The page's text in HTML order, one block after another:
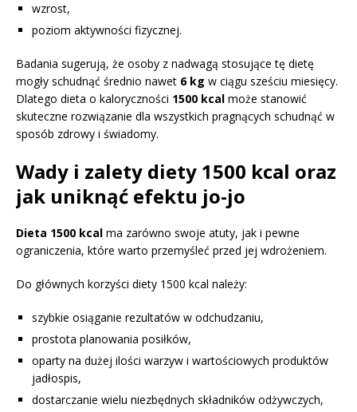
wzrost,
poziom aktywności fizycznej.
Badania sugerują, że osoby z nadwagą stosujące tę dietę
mogły schudnąć średnio nawet 6 kg w ciągu sześciu miesięcy.
Dlatego dieta o kaloryczności 1500 kcal może stanowić
skuteczne rozwiązanie dla wszystkich pragnących schudnąć w
sposób zdrowy i świadomy.
Wady i zalety diety 1500 kcal oraz
jak uniknąć efektu jo-jo
Dieta 1500 kcal ma zarówno swoje atuty, jak i pewne
ograniczenia, które warto przemyśleć przed jej wdrożeniem.
Do głównych korzyści diety 1500 kcal należy:
szybkie osiąganie rezultatów w odchudzaniu,
prostota planowania posiłków,
oparty na dużej ilości warzyw i wartościowych produktów
jadłospis,
dostarczanie wielu niezbędnych składników odżywczych,